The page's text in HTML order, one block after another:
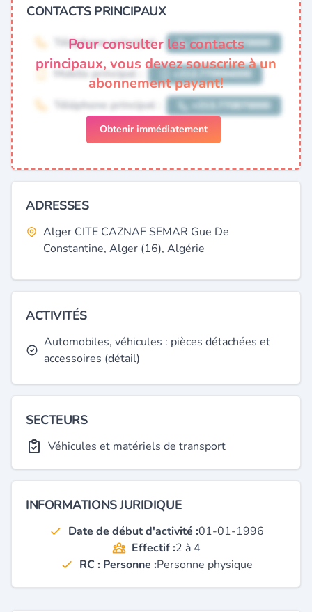
CONTACTS PRINCIPAUX
Pour consulter les contacts
principaux, vous devez souscrire à un
abonnement payant!
Obtenir immédiatement
ADRESSES
Alger CITE CAZNAF SEMAR Gue De
Constantine, Alger (16), Algérie
ACTIVITÉS
Automobiles, véhicules : pièces détachées et
accessoires (détail)
SECTEURS
Véhicules et matériels de transport
INFORMATIONS JURIDIQUE
Date de début d'activité :01-01-1996
Effectif :2 à 4
RC : Personne :Personne physique